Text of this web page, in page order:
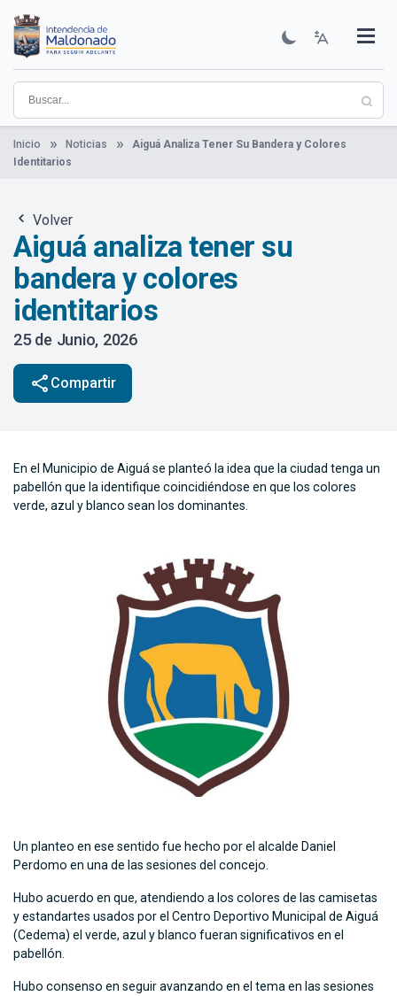
contenido
principal
Institucional
Municipios
Descubre Maldonado
Comunicación
Servicios
Guía De Trámites
Ver Noticias
Inicio Noticias
Aiguá Analiza Tener Su Bandera y Colores
Identitarios
Volver
Aiguá analiza tener su
bandera y colores
identitarios
25 de Junio, 2026
share Compartir
En el Municipio de Aiguá se planteó la idea que la ciudad tenga un
pabellón que la identifique coincidiéndose en que los colores
verde, azul y blanco sean los dominantes.
Un planteo en ese sentido fue hecho por el alcalde Daniel
Perdomo en una de las sesiones del concejo.
Hubo acuerdo en que, atendiendo a los colores de las camisetas
y estandartes usados por el Centro Deportivo Municipal de Aiguá
(Cedema) el verde, azul y blanco fueran significativos en el
pabellón.
Hubo consenso en seguir avanzando en el tema en las sesiones